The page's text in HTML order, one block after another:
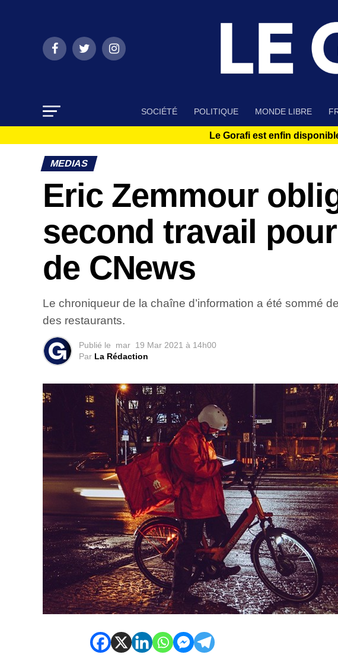
SOCIÉTÉ POLITIQUE MONDE LIBRE
Le Gorafi est enfin
MEDIAS
Eric Zemmour
second travail
de CNews
Le chroniqueur de la chaîne d’information a été sommé
des restaurants.
Publié le mar 19 Mar 2021 à 14h00
Par La Rédaction